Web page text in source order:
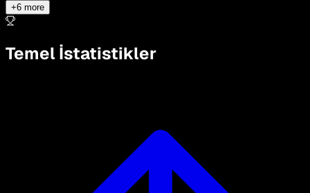
+6 more
Temel İstatistikler